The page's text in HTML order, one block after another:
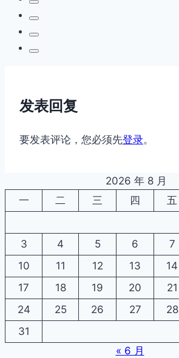
发表回复
要发表评论，您必须先登录。
2026 年 8 月
一
二 三 四 五
3
4 5 6 7
10
11 12 13 14
17
18 19 20 21
24
25 26 27 28
31
« 6 月